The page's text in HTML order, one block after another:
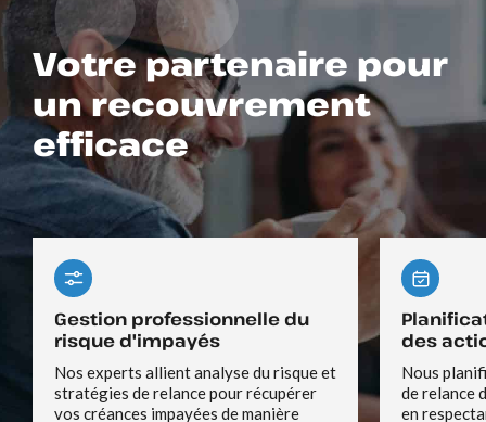
Votre partenaire pour
un recouvrement
efficace
Gestion professionnelle du
risque d'impayés
Nos experts allient analyse du risque et
stratégies de relance pour récupérer
vos créances impayées de manière
des
Nous
de relance
en